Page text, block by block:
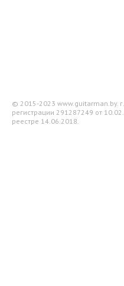
© 2015-2023 www.guitarman.by.
регистрации 291287249 от
реестре 14.06.2018.